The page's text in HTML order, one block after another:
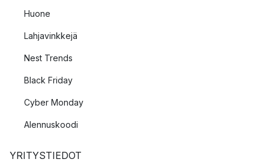
Huone
Lahjavinkkejä
Nest Trends
Black Friday
Cyber Monday
Alennuskoodi
YRITYSTIEDOT